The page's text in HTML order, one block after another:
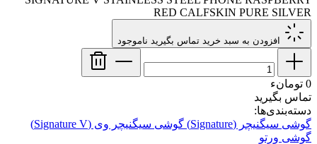
RED CALFSKIN PURE SILVER
افزودن به سبد خرید تماس بگیرید ناموجود
0 تومانء
تماس بگیرید
دسته‌بندی‌ها:
گوشی سیگنیچر (Signature)
گوشی سیگنیچر وی (Signature V)
گوشی ورتو